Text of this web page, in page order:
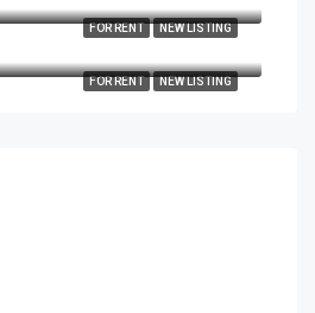
FOR RENT NEW LISTING
FOR RENT NEW LISTING